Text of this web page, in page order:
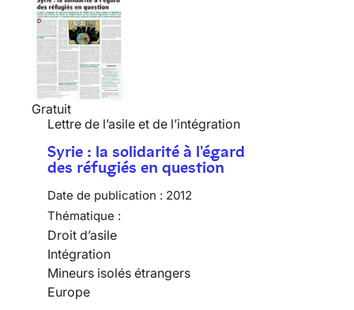
Gratuit
Lettre de l’asile et de l’intégration
Syrie : la solidarité à l'égard
des réfugiés en question
Date de publication : 2012
Thématique :
Droit d’asile
Intégration
Mineurs isolés étrangers
Europe